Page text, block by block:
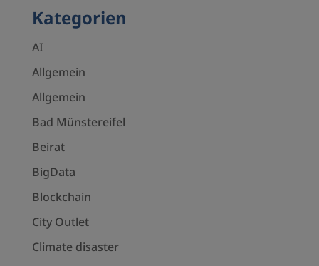
Kategorien
AI
Allgemein
Allgemein
Bad Münstereifel
Beirat
BigData
Blockchain
City Outlet
Climate disaster